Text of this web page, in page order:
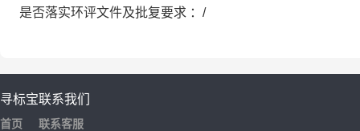
是否落实环评文件及批复要求 ：/
寻标宝
首页
联系我们
联系客服